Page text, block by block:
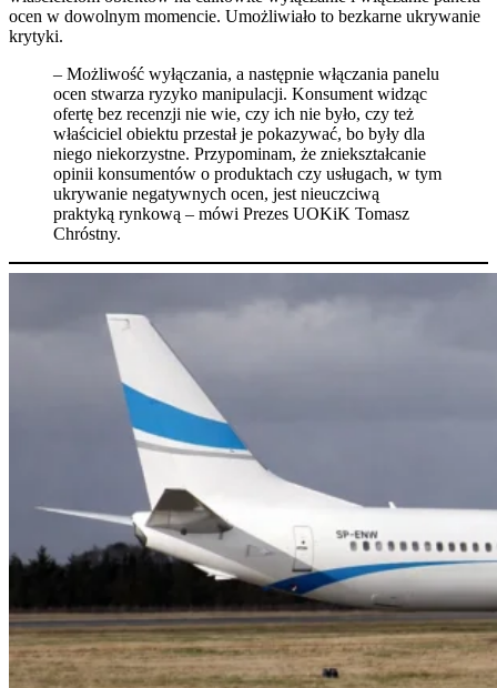
ocen w dowolnym momencie. Umożliwiało to bezkarne ukrywanie
krytyki.
– Możliwość wyłączania, a następnie włączania panelu
ocen stwarza ryzyko manipulacji. Konsument widząc
ofertę bez recenzji nie wie, czy ich nie było, czy też
właściciel obiektu przestał je pokazywać, bo były dla
niego niekorzystne. Przypominam, że zniekształcanie
opinii konsumentów o produktach czy usługach, w tym
ukrywanie negatywnych ocen, jest nieuczciwą
praktyką rynkową – mówi Prezes UOKiK Tomasz
Chróstny.